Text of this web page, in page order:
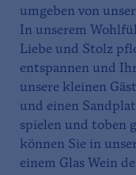
umgeben von
In unserem
Liebe und Stolz
entspannen und
unsere kleinen
und einen
spielen und toben
können Sie in
einem Glas Wein